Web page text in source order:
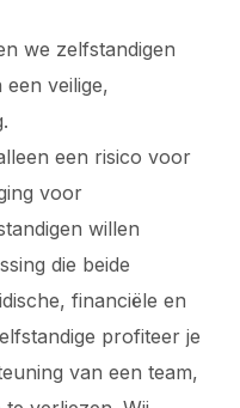
we zelfstandigen
veilige,
een risico voor
voor
willen
die beide
financiële en
profiteer je
van een team,